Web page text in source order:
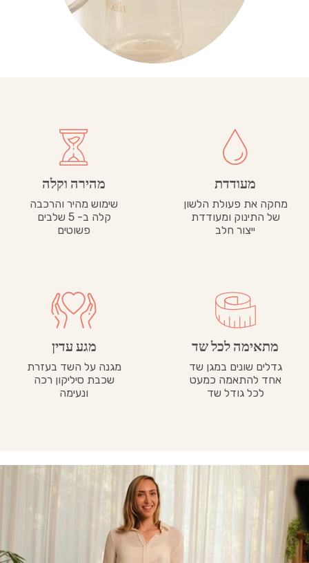
מהירה וקלה
שימוש מהיר והרכבה
קלה ב- 5 שלבים
פשוטים
מעודדת
מחקה את פעולת הלשון
של התינוק ומעודדת
ייצור חלב
מגע עדין
מגנה על השד בעזרת
שכבת סיליקון רכה
ונעימה
מתאימה לכל שד
גדלים שונים במגן שד
אחד להתאמה כמעט
לכל גודל שד